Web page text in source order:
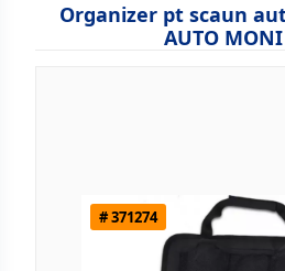
Organizer pt scaun
AUTO MONI
# 371274